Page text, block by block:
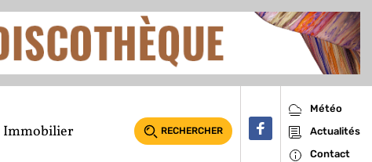
Immobilier RECHERCHER
Météo
Actualités
Contact